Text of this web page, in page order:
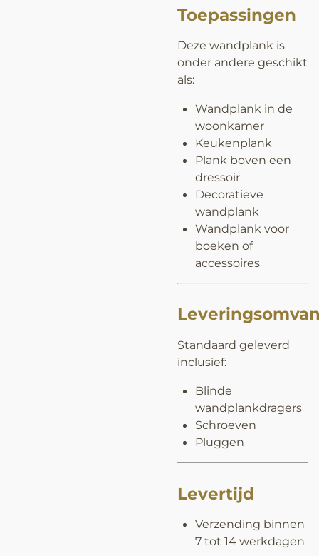
Toepassingen
Deze wandplank is
onder andere geschikt
als:
Wandplank in de
woonkamer
Keukenplank
Plank boven een
dressoir
Decoratieve
wandplank
Wandplank voor
boeken of
accessoires
Standaard geleverd
inclusief:
Blinde
wandplankdragers
Schroeven
Pluggen
Levertijd
Verzending binnen
7 tot 14 werkdagen